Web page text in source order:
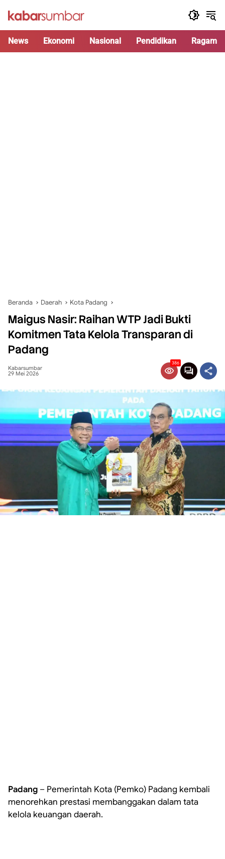
News Ekonomi Nasional Pendidikan Ragam
Beranda Daerah Kota Padang
Maigus Nasir: Raihan WTP Jadi Bukti
Komitmen Tata Kelola Transparan di
Padang
Kabarsumbar
29 Mei 2026
386
Padang – Pemerintah Kota (Pemko) Padang kembali
menorehkan prestasi membanggakan dalam tata
kelola keuangan daerah.